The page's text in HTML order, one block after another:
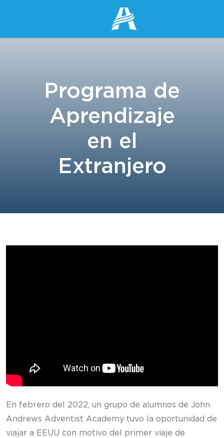
Programa de
Aprendizaje
en el
Extranjero
En febrero del 2022, un grupo de alumnos de John
Andrews Adventist Academy tuvo la oportunidad de
viajar a EEUU con motivo del primer viaje de